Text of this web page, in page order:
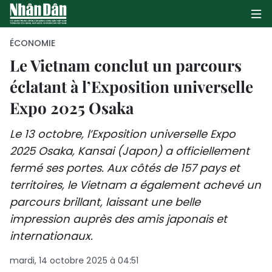
PAGE D'ACCUEIL
POLITIQUE
ÉCONOMIE
SOCIÉTÉ
CULTURE
ENVIRONNEMENT
ÉCONOMIE
Le Vietnam conclut un parcours
éclatant à l’Exposition universelle
Expo 2025 Osaka
Le 13 octobre, l’Exposition universelle Expo
2025 Osaka, Kansai (Japon) a officiellement
fermé ses portes. Aux côtés de 157 pays et
territoires, le Vietnam a également achevé un
parcours brillant, laissant une belle
impression auprès des amis japonais et
internationaux.
mardi, 14 octobre 2025 à 04:51